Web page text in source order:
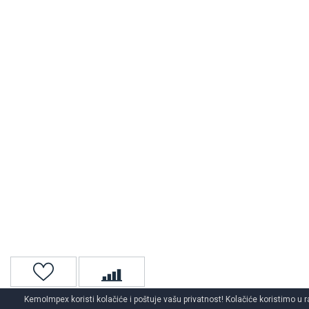
KemoImpex koristi kolačiće i poštuje vašu privatnost! Kolačiće koristimo